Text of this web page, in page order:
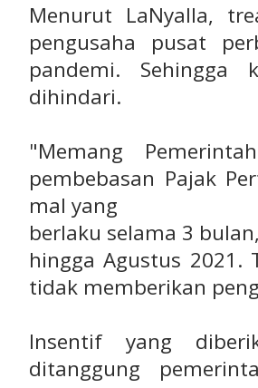
Menurut LaNyalla,
pengusaha pusat
pandemi. Sehingga
dihindari.
"Memang
pembebasan Pajak
mal yang
berlaku selama 3
hingga Agustus
tidak memberikan
Insentif yang
ditanggung